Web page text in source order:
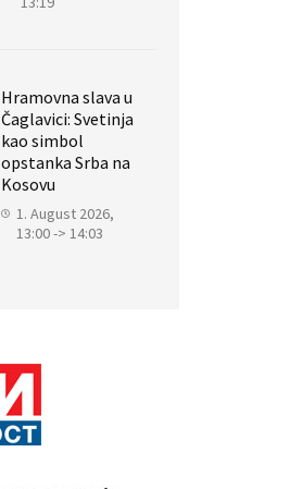
Hramovna slava u
Čaglavici: Svetinja
kao simbol
opstanka Srba na
Kosovu
1. August 2026,
13:00 -> 14:03